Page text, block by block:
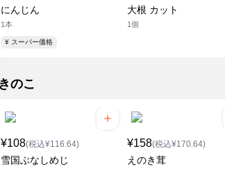
にんじん
1本
¥ スーパー価格
大根 カット
1個
きのこ
¥108(税込¥116.64)
雪国ぶなしめじ
¥158(税込¥170.64)
えのき茸